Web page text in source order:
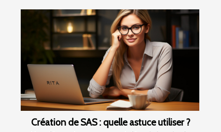
Création de SAS : quelle astuce utiliser ?